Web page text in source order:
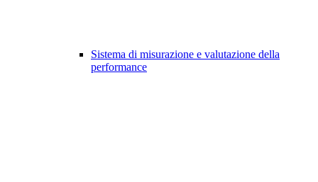
Sistema di misurazione e valutazione della
performance